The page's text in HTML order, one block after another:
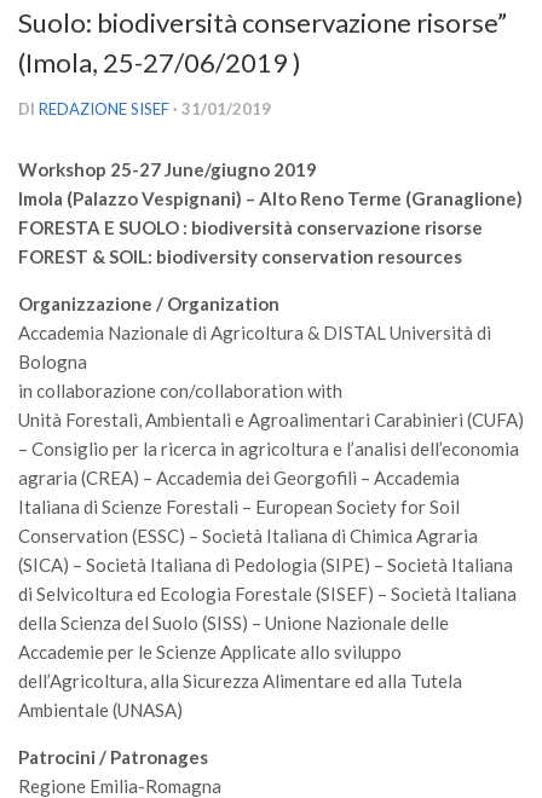
Versamento Quote di Iscrizione
Gruppi di Lavoro
Lista dei Gruppi di Lavoro SISEF
GdL Terpeni in Ecologia
GdL Biodiversità Forestale
GdL Arboricoltura da Legno e Agroselvicoltura
GdL Modellistica Forestale
GdL Selvicoltura
GdL Ecologia del Suolo
GdL Pianificazione Forestale
GdL Geomatica Forestale
GdL Filiera del legno
GdL Gestione Incendi Boschivi
GdL Verde Urbano
GdL Comunicazione Forestale
GdL Foreste, Mitigazione, Adattamento
GdL Infrastrutture, Risorse, Innovazione
GdL “TreeTalkers”
Suolo: biodiversità conservazione risorse”
(Imola, 25-27/06/2019 )
DI REDAZIONE SISEF· 31/01/2019
Workshop 25-27 June/giugno 2019
Imola (Palazzo Vespignani) – Alto Reno Terme (Granaglione)
FORESTA E SUOLO : biodiversità conservazione risorse
FOREST & SOIL: biodiversity conservation resources
Organizzazione / Organization
Accademia Nazionale di Agricoltura & DISTAL Università di
Bologna
in collaborazione con/collaboration with
Unità Forestali, Ambientali e Agroalimentari Carabinieri (CUFA)
– Consiglio per la ricerca in agricoltura e l’analisi dell’economia
agraria (CREA) – Accademia dei Georgofili – Accademia
Italiana di Scienze Forestali – European Society for Soil
Conservation (ESSC) – Società Italiana di Chimica Agraria
(SICA) – Società Italiana di Pedologia (SIPE) – Società Italiana
di Selvicoltura ed Ecologia Forestale (SISEF) – Società Italiana
della Scienza del Suolo (SISS) – Unione Nazionale delle
Accademie per le Scienze Applicate allo sviluppo
dell’Agricoltura, alla Sicurezza Alimentare ed alla Tutela
Ambientale (UNASA)
Patrocini / Patronages
Regione Emilia-Romagna